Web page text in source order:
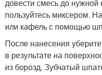
довести смесь до нужной
пользуйтесь миксером.
или кафель с помощью
После нанесения
в результате на
из борозд. Зубчатый